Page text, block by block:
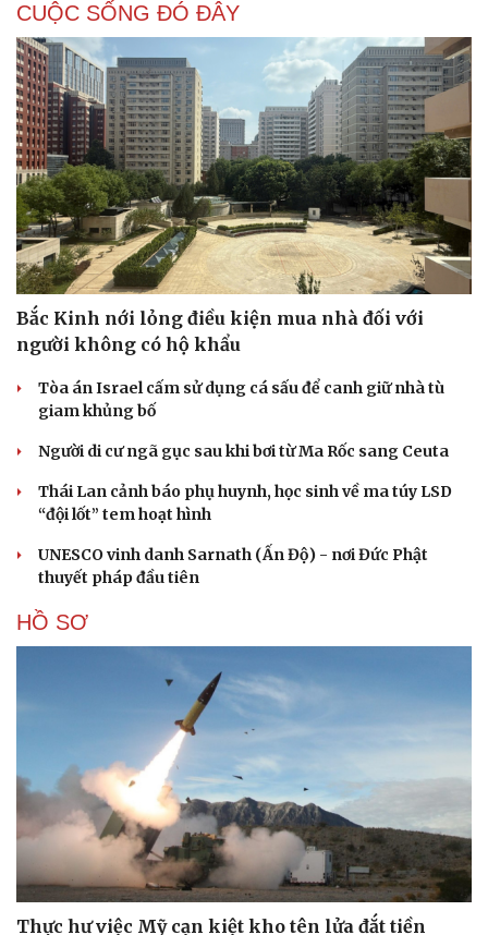
Cải chính
CUỘC SỐNG ĐÓ ĐÂY
Bắc Kinh nới lỏng điều kiện mua nhà đối với
người không có hộ khẩu
Tòa án Israel cấm sử dụng cá sấu để canh giữ nhà tù
giam khủng bố
Người di cư ngã gục sau khi bơi từ Ma Rốc sang Ceuta
Thái Lan cảnh báo phụ huynh, học sinh về ma túy LSD
“đội lốt” tem hoạt hình
UNESCO vinh danh Sarnath (Ấn Độ) - nơi Đức Phật
thuyết pháp đầu tiên
HỒ SƠ
Thực hư việc Mỹ cạn kiệt kho tên lửa đắt tiền